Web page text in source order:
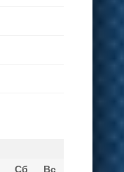
Сб Вс